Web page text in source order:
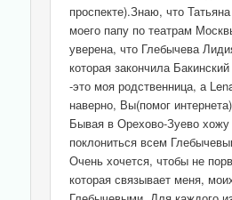
проспекте).Знаю, что
моего папу по театрам
уверена, что Глебычева
которая закончила
-это моя родственница, а
наверно, Вы(помог
Бывая в Орехово-Зуево
поклониться всем
Очень хочется, чтобы не
которая связывает меня,